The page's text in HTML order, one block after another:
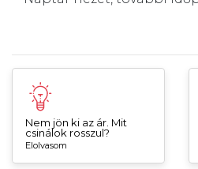
Nem jön ki az ár. Mit
csinálok rosszul?
Elolvasom